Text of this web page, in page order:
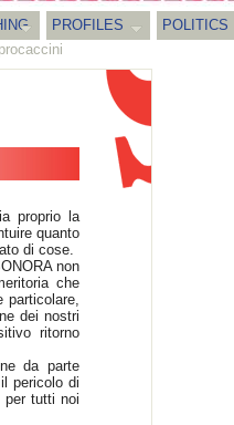
PROFILES
POLITICS
proprio la
quanto
di cose.
non
che
particolare,
dei nostri
ritorno
da parte
pericolo di
per tutti noi